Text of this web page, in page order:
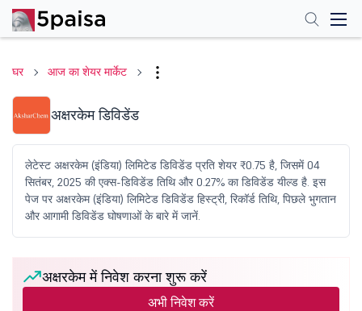
घर आज का शेयर मार्केट
अक्षरकेम डिविडेंड
लेटेस्ट अक्षरकेम (इंडिया) लिमिटेड डिविडेंड प्रति शेयर ₹0.75 है, जिसमें 04
सितंबर, 2025 की एक्स-डिविडेंड तिथि और 0.27% का डिविडेंड यील्ड है. इस
पेज पर अक्षरकेम (इंडिया) लिमिटेड डिविडेंड हिस्ट्री, रिकॉर्ड तिथि, पिछले भुगतान
और आगामी डिविडेंड घोषणाओं के बारे में जानें.
अक्षरकेम में निवेश करना शुरू करें
अभी निवेश करें